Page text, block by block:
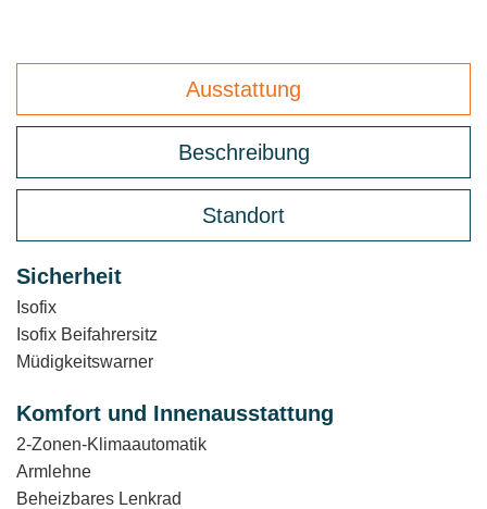
Ausstattung
Beschreibung
Standort
Sicherheit
Isofix
Isofix Beifahrersitz
Müdigkeitswarner
Komfort und Innenausstattung
2-Zonen-Klimaautomatik
Armlehne
Beheizbares Lenkrad